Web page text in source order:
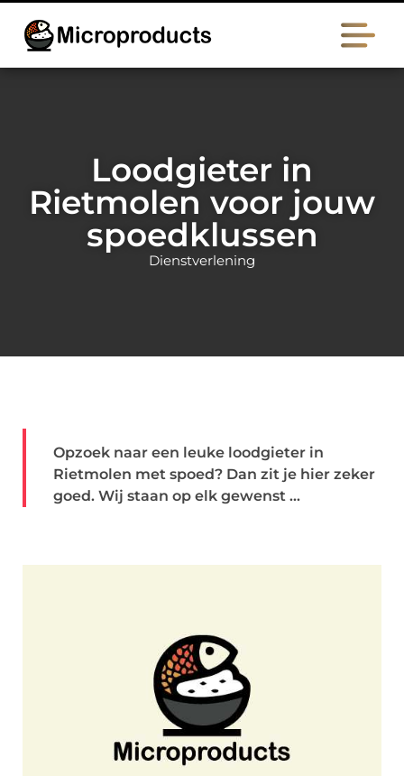
Loodgieter in
Rietmolen voor jouw
spoedklussen
Dienstverlening
Opzoek naar een leuke loodgieter in
Rietmolen met spoed? Dan zit je hier zeker
goed. Wij staan op elk gewenst ...